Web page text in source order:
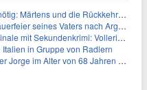
Märtens und die Rückkehr nach Paris
seines Vaters nach Argentinien
mit Sekundenkrimi: Vollering in Gelb
in Gruppe von Radlern
im Alter von 68 Jahren gestorben